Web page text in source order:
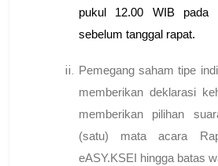
pukul 12.00 WIB
sebelum tanggal rapat.
Pemegang saham tipe
memberikan deklarasi
memberikan pilihan
(satu) mata acara
eASY.KSEI hingga batas